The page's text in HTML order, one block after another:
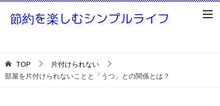
TOP
片付けられない
部屋を片付けられないことと「うつ」との関係とは？